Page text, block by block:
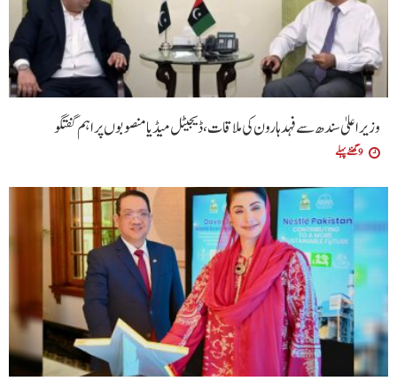
وزیراعلیٰ سندھ سے فہد ہارون کی ملاقات، ڈیجیٹل میڈیا منصوبوں پر اہم گفتگو
9 گھنٹے پہلے